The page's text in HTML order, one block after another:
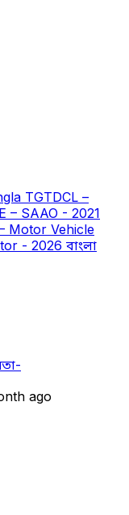
TGTDCL –
– SAAO - 2021
Motor Vehicle
- 2026 বাংলা
ago